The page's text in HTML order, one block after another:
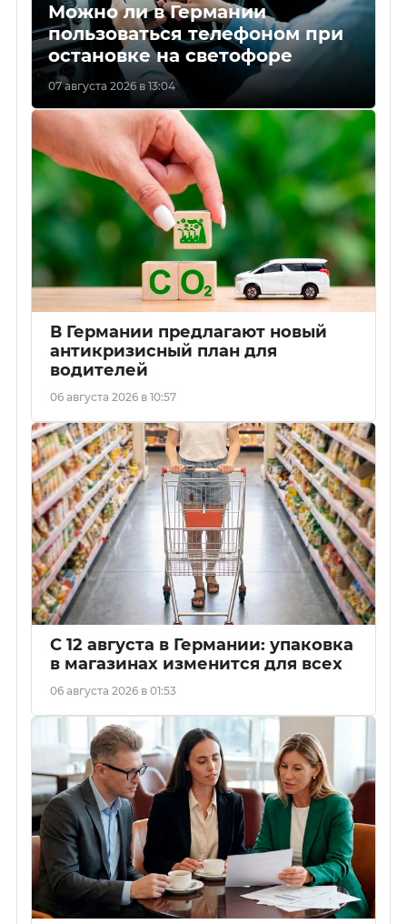
Можно ли в Германии
пользоваться телефоном при
остановке на светофоре
07 августа 2026 в 13:04
В Германии предлагают новый
антикризисный план для
водителей
06 августа 2026 в 10:57
С 12 августа в Германии: упаковка
в магазинах изменится для всех
06 августа 2026 в 01:53